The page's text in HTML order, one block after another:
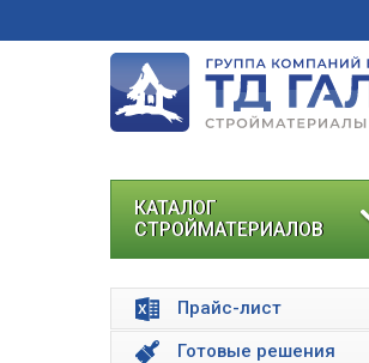
КАТАЛОГ
СТРОЙМАТЕРИАЛОВ
Прайс-лист
Готовые решения